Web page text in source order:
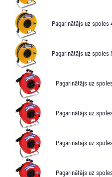
Pagarinātājs uz spoles
Pagarinātājs uz spoles
Pagarinātājs uz
Pagarinātājs uz
Pagarinātājs uz
Pagarinātājs uz